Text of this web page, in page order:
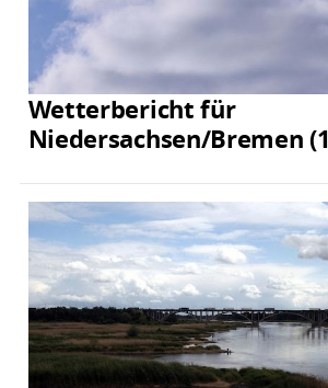
Wetterbericht für
Niedersachsen/Bremen